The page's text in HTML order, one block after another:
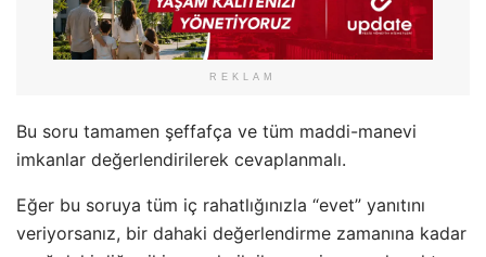
REKLAM
Bu soru tamamen şeffafça ve tüm maddi-manevi
imkanlar değerlendirilerek cevaplanmalı.
Eğer bu soruya tüm iç rahatlığınızla “evet” yanıtını
veriyorsanız, bir dahaki değerlendirme zamanına kadar